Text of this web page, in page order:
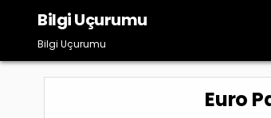
content
Bilgi Uçurumu
Bilgi Uçurumu
Euro